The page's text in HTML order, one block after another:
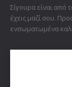
Σίγουρα είναι από
έχεις μαζί σου.
ενσωματωμένα